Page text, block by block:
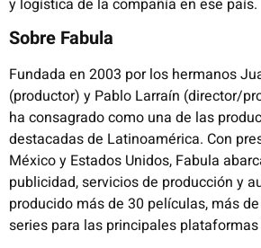
Sobre Fabula
Fundada en 2003 por los hermanos
(productor) y Pablo Larraín (director/
ha consagrado como una de las
destacadas de Latinoamérica. Con
México y Estados Unidos, Fabula
publicidad, servicios de producción y
producido más de 30 películas, más
series para las principales plataformas